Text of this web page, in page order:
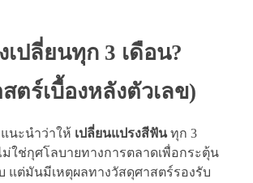
ปลี่ยนทุก 3 เดือน?
ตร์เบื้องหลังตัวเลข)
นะนำว่าให้ เปลี่ยนแปรงสีฟันทุก 3
ม่ใช่กุศโลบายทางการตลาดเพื่อกระตุ้น
แต่มันมีเหตุผลทางวัสดุศาสตร์รองรับ